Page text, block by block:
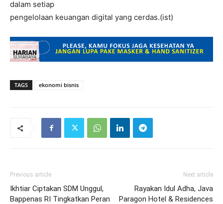
dalam setiap
pengelolaan keuangan digital yang cerdas.(ist)
TAGS ekonomi bisnis
Previous article
Ikhtiar Ciptakan SDM Unggul,
Bappenas RI Tingkatkan Peran
Next article
Rayakan Idul Adha, Java
Paragon Hotel & Residences